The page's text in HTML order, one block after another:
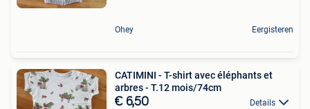
Ohey Eergisteren
CATIMINI - T-shirt avec éléphants et
arbres - T.12 mois/74cm
€ 6,50 Details